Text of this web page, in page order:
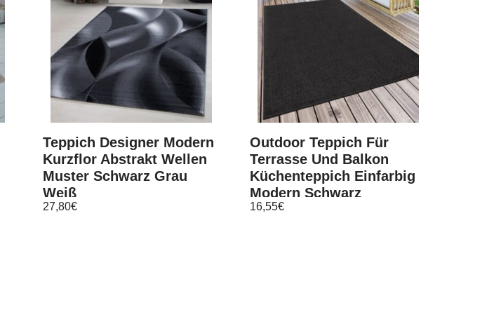
Teppich Designer Modern
Kurzflor Abstrakt Wellen
Muster Schwarz Grau
Weiß
27,80€
Outdoor Teppich Für
Terrasse Und Balkon
Küchenteppich Einfarbig
Modern Schwarz
16,55€